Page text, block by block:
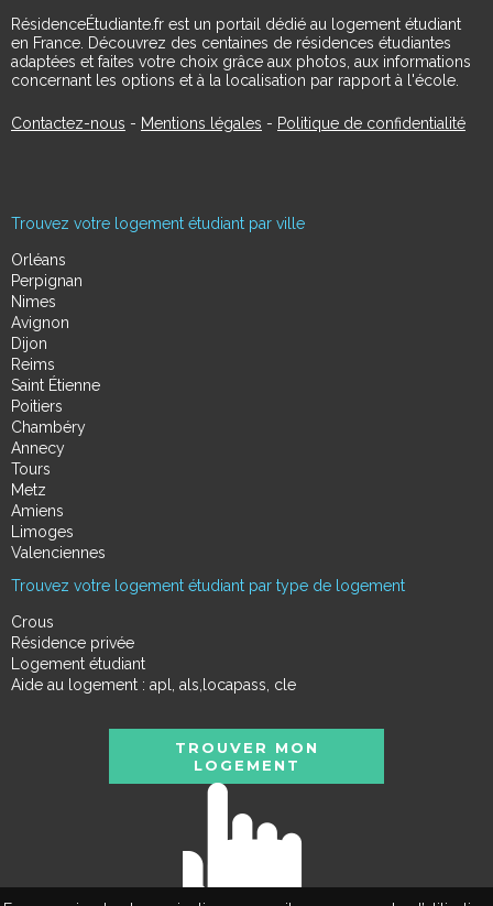
RésidenceÉtudiante.fr est un portail dédié au logement étudiant
en France. Découvrez des centaines de résidences étudiantes
adaptées et faites votre choix grâce aux photos, aux informations
concernant les options et à la localisation par rapport à l'école.
Contactez-nous - Mentions légales - Politique de confidentialité
Trouvez votre logement étudiant par ville
Orléans
Perpignan
Nimes
Avignon
Dijon
Reims
Saint Étienne
Poitiers
Chambéry
Annecy
Tours
Metz
Amiens
Limoges
Valenciennes
Trouvez votre logement étudiant par type de logement
Crous
Résidence privée
Logement étudiant
Aide au logement : apl, als,locapass, cle
TROUVER MON
LOGEMENT